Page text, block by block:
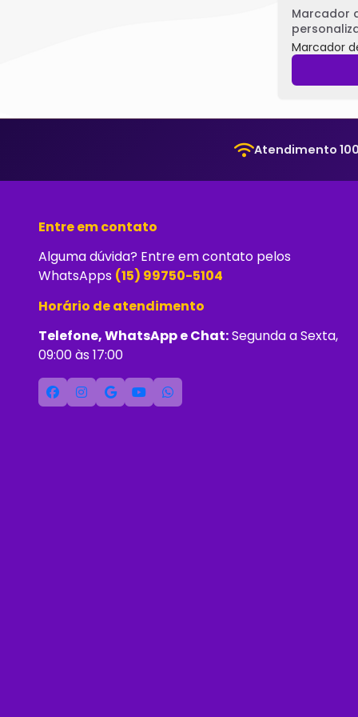
Marcador
Marcador
Atendimento
Entre em contato
Alguma dúvida? Entre em contato pelos
WhatsApps (15) 99750-5104
Horário de atendimento
Telefone, WhatsApp e Chat:Segunda a Sexta,
09:00 às 17:00